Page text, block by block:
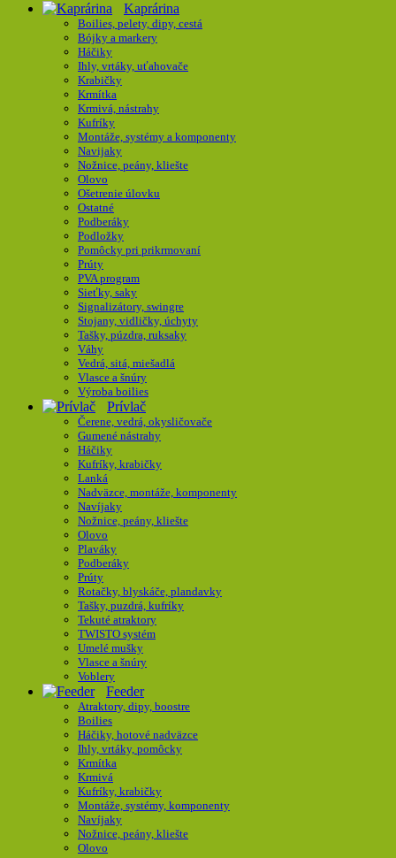
Kaprárina
Boilies, pelety, dipy, cestá
Bójky a markery
Háčiky
Ihly, vrtáky, uťahovače
Krabičky
Krmítka
Krmivá, nástrahy
Kufríky
Montáže, systémy a komponenty
Navijaky
Nožnice, peány, kliešte
Olovo
Ošetrenie úlovku
Ostatné
Podberáky
Podložky
Pomôcky pri prikrmovaní
Prúty
PVA program
Sieťky, saky
Signalizátory, swingre
Stojany, vidličky, úchyty
Tašky, púzdra, ruksaky
Váhy
Vedrá, sitá, miešadlá
Vlasce a šnúry
Výroba boilies
Prívlač
Čerene, vedrá, okysličovače
Gumené nástrahy
Háčiky
Kufríky, krabičky
Lanká
Nadväzce, montáže, komponenty
Navíjaky
Nožnice, peány, kliešte
Olovo
Plaváky
Podberáky
Prúty
Rotačky, blyskáče, plandavky
Tašky, puzdrá, kufríky
Tekuté atraktory
TWISTO systém
Umelé mušky
Vlasce a šnúry
Voblery
Feeder
Atraktory, dipy, boostre
Boilies
Háčiky, hotové nadväzce
Ihly, vrtáky, pomôcky
Krmítka
Krmivá
Kufríky, krabičky
Montáže, systémy, komponenty
Navíjaky
Nožnice, peány, kliešte
Olovo